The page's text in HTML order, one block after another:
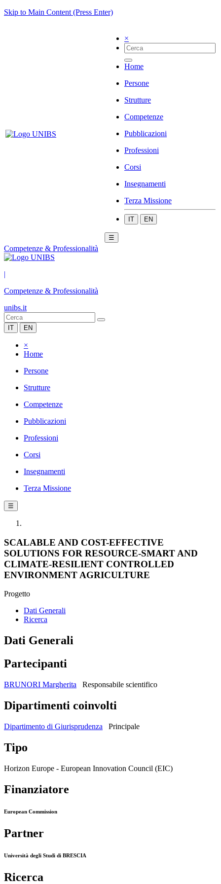
Skip to Main Content (Press Enter)
×
Home
Persone
Strutture
Competenze
Pubblicazioni
Professioni
Corsi
Insegnamenti
Terza Missione
IT EN
☰
Competenze & Professionalità
|
Competenze & Professionalità
unibs.it
IT EN
×
Home
Persone
Strutture
Competenze
Pubblicazioni
Professioni
Corsi
Insegnamenti
Terza Missione
☰
SCALABLE AND COST-EFFECTIVE
SOLUTIONS FOR RESOURCE-SMART AND
CLIMATE-RESILIENT CONTROLLED
ENVIRONMENT AGRICULTURE
Progetto
Dati Generali
Ricerca
Dati Generali
Partecipanti
BRUNORI Margherita Responsabile scientifico
Dipartimenti coinvolti
Dipartimento di Giurisprudenza Principale
Tipo
Horizon Europe - European Innovation Council (EIC)
Finanziatore
European Commission
Partner
Università degli Studi di BRESCIA
Ricerca